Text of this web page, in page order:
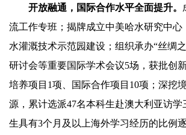
开放融通，国际合作水平全面提升。
流工作专班；揭牌成立中美哈水研究中心
水灌溉技术示范园建设；组织承办“丝绸
研讨会等重要国际学术会议5场，获批创
培养项目1项、国际合作项目10项；深挖
源，累计选派47名本科生赴澳大利亚访学
生具有3个月及以上海外学习经历的比例逐